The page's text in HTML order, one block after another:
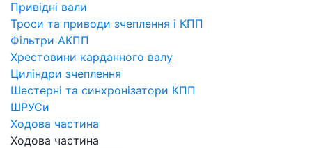
Привідні вали
Троси та приводи зчеплення і КПП
Фільтри АКПП
Хрестовини карданного валу
Циліндри зчеплення
Шестерні та синхронізатори КПП
ШРУСи
Ходова частина
Ходова частина